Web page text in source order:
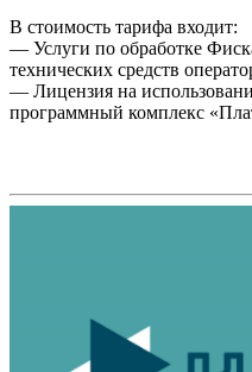
В стоимость тарифа входит:
— Услуги по обработке
технических средств
— Лицензия на
программный комплекс